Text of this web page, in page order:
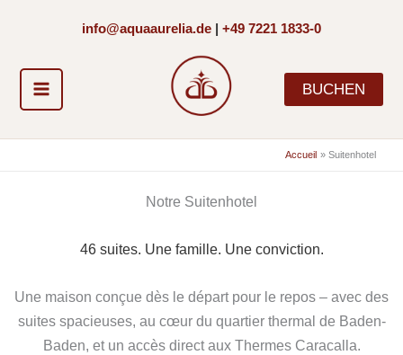
info@aquaaurelia.de +49 7221 1833-0
BUCHEN
Accueil Suitenhotel
Notre Suitenhotel
46 suites. Une famille. Une conviction.
Une maison conçue dès le départ pour le repos – avec des
suites spacieuses, au cœur du quartier thermal de Baden-
Baden, et un accès direct aux Thermes Caracalla.